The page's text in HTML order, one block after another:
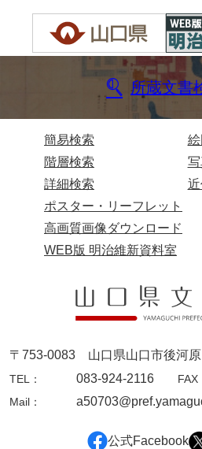
所蔵文書
簡易検索
階層検索
詳細検索
ポスター・リーフレット
高画質画像ダウンロード
WEB版 明治維新資料室
〒753-0083 山口県山口市後河
TEL：
083-924-2116 FAX
Mail：
公式Facebook